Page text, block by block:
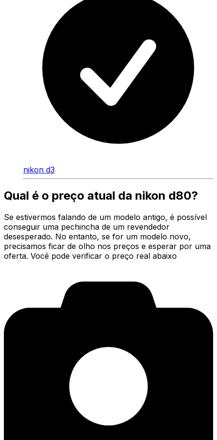
nikon d3
Qual é o preço atual da nikon d80?
Se estivermos falando de um modelo antigo, é possível
conseguir uma pechincha de um revendedor
desesperado. No entanto, se for um modelo novo,
precisamos ficar de olho nos preços e esperar por uma
oferta. Você pode verificar o preço real abaixo